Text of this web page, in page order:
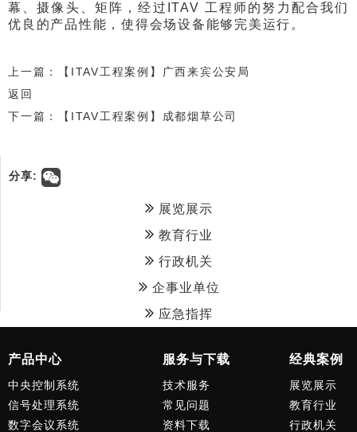
幕、摄像头、矩阵，经过ITAV 工程师的努力配合我们
优良的产品性能，使得会场设备能够完美运行。
上一篇：【ITAV工程案例】广西来宾公安局
返回
下一篇：【ITAV工程案例】成都烟草公司
分享:
展览展示
教育行业
行政机关
企事业单位
应急指挥
产品中心
中央控制系统
信号处理系统
数字会议系统
服务与下载
技术服务
常见问题
资料下载
经典案例
展览展示
教育行业
行政机关